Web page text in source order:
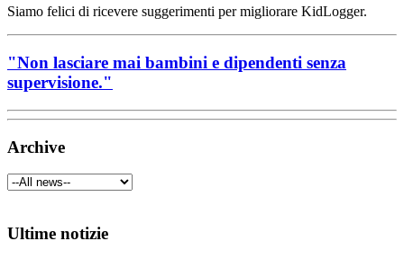
Siamo felici di ricevere suggerimenti per migliorare KidLogger.
"Non lasciare mai bambini e dipendenti senza
supervisione."
Archive
Ultime notizie